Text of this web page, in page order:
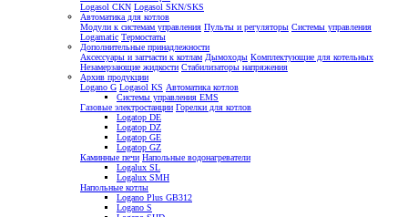
Logasol CKN Logasol SKN/SKS
Автоматика для котлов
Модули к системам управления Пульты и регуляторы Системы управления
Logamatic Термостаты
Дополнительные принадлежности
Аксессуары и запчасти к котлам Дымоходы Комплектующие для котельных
Незамерзающие жидкости Стабилизаторы напряжения
Архив продукции
Logano G Logasol KS Автоматика котлов
Системы управления EMS
Газовые электростанции Горелки для котлов
Logatop DE
Logatop DZ
Logatop GE
Logatop GZ
Каминные печи Напольные водонагреватели
Logalux SL
Logalux SMH
Напольные котлы
Logano Plus GB312
Logano S